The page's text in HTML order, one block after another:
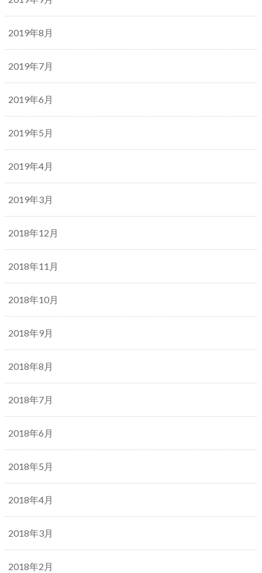
2019年8月
2019年7月
2019年6月
2019年5月
2019年4月
2019年3月
2018年12月
2018年11月
2018年10月
2018年9月
2018年8月
2018年7月
2018年6月
2018年5月
2018年4月
2018年3月
2018年2月